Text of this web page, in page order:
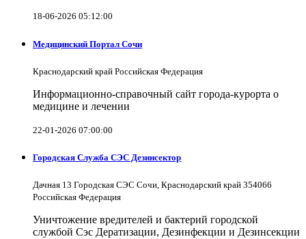
18-06-2026 05:12:00
Медицинский Портал Сочи
Краснодарский край Российская Федерация
Информационно-справочный сайт города-курорта о
медицине и лечении
22-01-2026 07:00:00
Городская Служба СЭС Дезинсектор
Дачная 13 Городская СЭС Сочи, Краснодарский край 354066
Российская Федерация
Уничтожение вредителей и бактерий городской
службой Сэс Дератизации, Дезинфекции и Дезинсекции